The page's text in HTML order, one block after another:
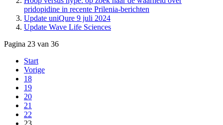
pridopidine in recente Prilenia-berichten
Update uniQure 9 juli 2024
Update Wave Life Sciences
Pagina 23 van 36
Start
Vorige
18
19
20
21
22
23